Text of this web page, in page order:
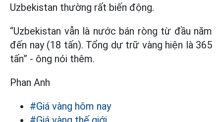
Uzbekistan thường rất biến động.
“Uzbekistan vẫn là nước bán ròng từ đầu năm
đến nay (18 tấn). Tổng dự trữ vàng hiện là 365
tấn” - ông nói thêm.
Phan Anh
#Giá vàng hôm nay